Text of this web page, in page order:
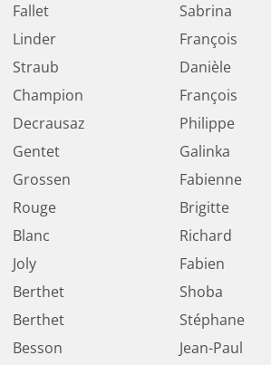
Fallet
Sabrina
Linder
François
Straub Danièle
Champion François
Decrausaz
Philippe
Gentet
Galinka
Grossen
Fabienne
Rouge
Brigitte
Blanc Richard
Joly
Fabien
Berthet Shoba
Berthet
Stéphane
Besson
Jean-Paul